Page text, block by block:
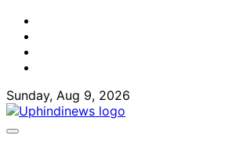
Skip
content
Sunday, Aug 9, 2026